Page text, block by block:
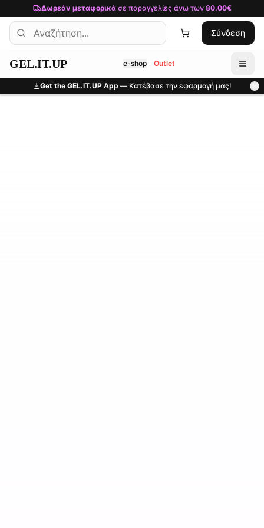
Μετάβαση στο κύριο περιεχόμενο
Δωρεάν μεταφορικάσε παραγγελίες άνω των 80.00€
Σύνδεση
GEL.IT.UP e-shop Outlet
Get the GEL.IT.UP App — Κατέβασε την εφαρμογή μας!